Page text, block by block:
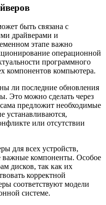
быть связана с
драйверами и
этапе важно
операционной
программного
компонентов компьютера.
ли последние обновления
Это можно сделать через
предложит необходимые
устанавливаются,
или отсутствии
для всех устройств,
важные компоненты. Особое
дисков, так как их
корректной
соответствуют модели
системе.